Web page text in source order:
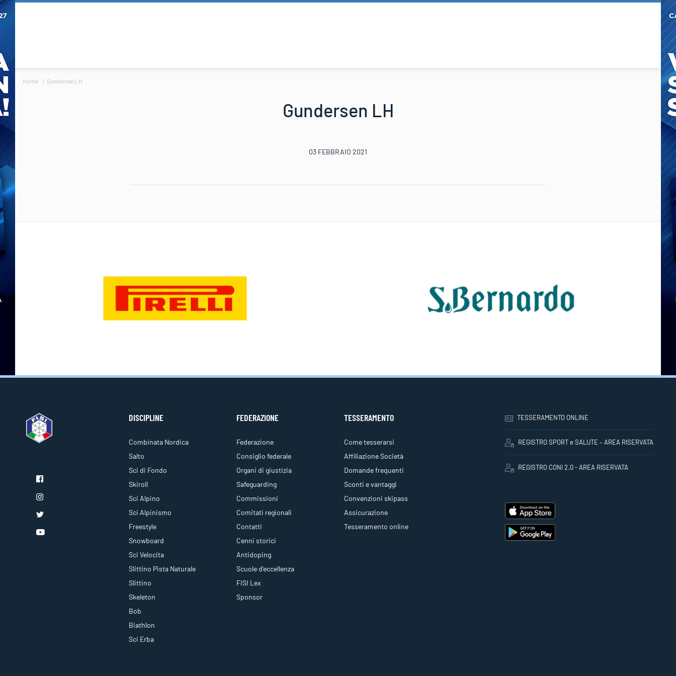
Home Gundersen LH
Gundersen LH
03 FEBBRAIO 2021
DISCIPLINE
Combinata Nordica
Salto
Sci di Fondo
Skiroll
Sci Alpino
Sci Alpinismo
Freestyle
Snowboard
Sci Velocita
Slittino Pista Naturale
Slittino
Skeleton
Bob
Biathlon
Sci Erba
FEDERAZIONE
Federazione
Consiglio federale
Organi di giustizia
Safeguarding
Commissioni
Comitati regionali
Contatti
Cenni storici
Antidoping
Scuole d'eccellenza
FISI Lex
Sponsor
TESSERAMENTO
Come tesserarsi
Affiliazione Società
Domande frequenti
Sconti e vantaggi
Convenzioni skipass
Assicurazione
Tesseramento online
TESSERAMENTO ONLINE
REGISTRO SPORT e SALUTE – AREA RISERVATA
REGISTRO CONI 2.0 - AREA RISERVATA